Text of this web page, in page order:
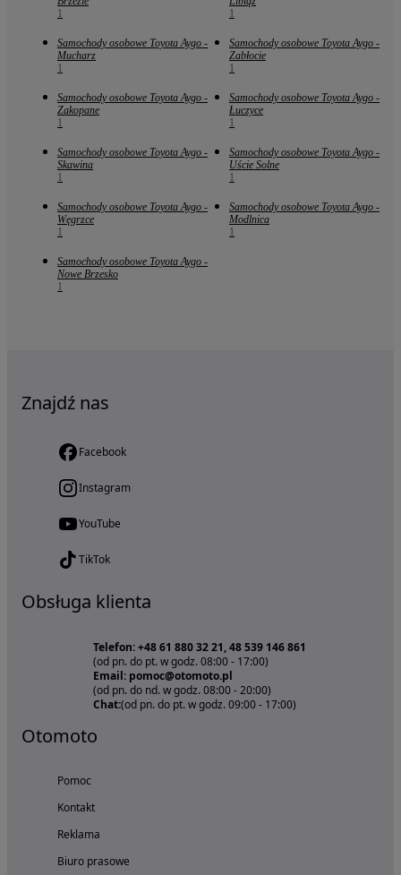
1
1
Samochody osobowe Toyota Aygo -
Mucharz
1
Samochody osobowe Toyota Aygo -
Zabłocie
1
Samochody osobowe Toyota Aygo -
Zakopane
1
Samochody osobowe Toyota Aygo -
Łuczyce
1
Samochody osobowe Toyota Aygo -
Skawina
1
Samochody osobowe Toyota Aygo -
Uście Solne
1
Samochody osobowe Toyota Aygo -
Węgrzce
1
Samochody osobowe Toyota Aygo -
Modlnica
1
Samochody osobowe Toyota Aygo -
Nowe Brzesko
1
Znajdź nas
Facebook
Instagram
YouTube
TikTok
Obsługa klienta
Telefon: +48 61 880 32 21, 48 539 146 861
(od pn. do pt. w godz. 08:00 - 17:00)
Email: pomoc@otomoto.pl
(od pn. do nd. w godz. 08:00 - 20:00)
Chat:(od pn. do pt. w godz. 09:00 - 17:00)
Otomoto
Pomoc
Kontakt
Reklama
Biuro prasowe